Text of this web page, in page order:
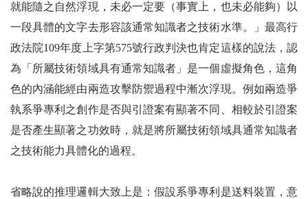
就能隨之自然浮現，未必一定要（事實上，也未必能夠）以
一段具體的文字去形容該通常知識者之技術水準。」最高行
政法院109年度上字第575號行政判決也肯定這樣的說法，認
為「所屬技術領域具有通常知識者」是一個虛擬角色，這角
色的內涵能經由兩造攻擊防禦過程中漸次浮現。例如兩造爭
執系爭專利之創作是否與引證案有顯著不同、相較於引證案
是否產生顯著之功效時，就是將所屬技術領域具通常知識者
之技術能力具體化的過程。
省略說的推理邏輯大致上是：假設系爭專利是送料裝置，意